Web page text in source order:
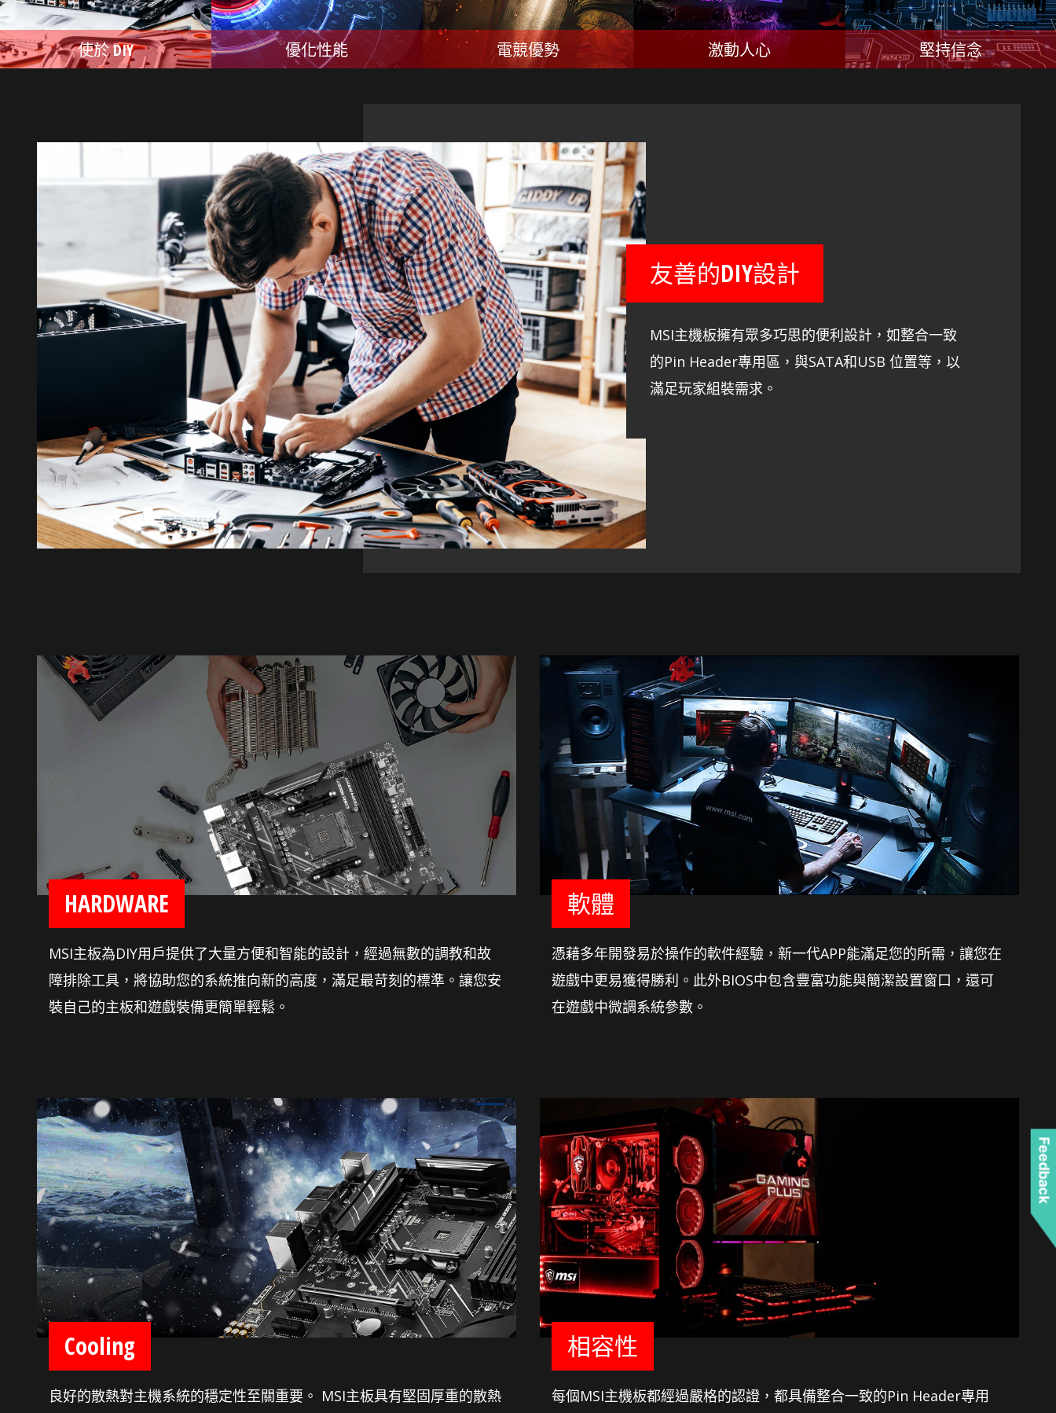
使於 DIY 優化性能 電競優勢 激動人心 堅持信念
友善的DIY設計
MSI主機板擁有眾多巧思的便利設計，如整合一致
的Pin Header專用區，與SATA和USB 位置等，以
滿足玩家組裝需求。
HARDWARE
MSI主板為DIY用戶提供了大量方便和智能的設計，經過無數的調教和故
障排除工具，將協助您的系統推向新的高度，滿足最苛刻的標準。讓您安
裝自己的主板和遊戲裝備更簡單輕鬆。
軟體
憑藉多年開發易於操作的軟件經驗，新一代APP能滿足您的所需，讓您在
遊戲中更易獲得勝利。此外BIOS中包含豐富功能與簡潔設置窗口，還可
在遊戲中微調系統參數。
Cooling
良好的散熱對主機系統的穩定性至關重要。 MSI主板具有堅固厚重的散熱
相容性
每個MSI主機板都經過嚴格的認證，都具備整合一致的Pin Header專用
Feedback